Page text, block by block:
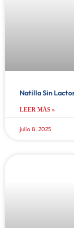
Natilla Sin
LEER MÁS »
julio 8, 2025